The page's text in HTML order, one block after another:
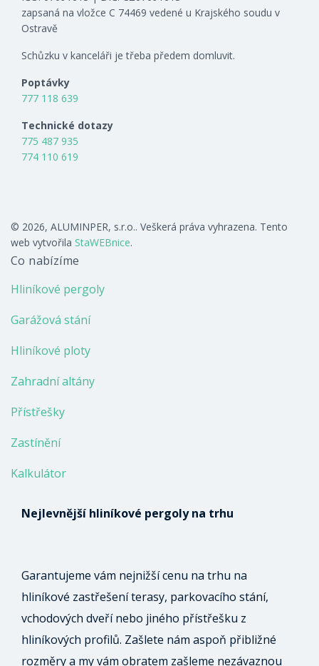
zapsaná na vložce C 74469 vedené u Krajského soudu v
Ostravě
Schůzku v kanceláři je třeba předem domluvit.
Poptávky
777 118 639
Technické dotazy
775 487 935
774 110 619
© 2026, ALUMINPER, s.r.o.. Veškerá práva vyhrazena. Tento
web vytvořila StaWEBnice.
Co nabízíme
Hliníkové pergoly
Garážová stání
Hliníkové ploty
Zahradní altány
Přístřešky
Zastínění
Kalkulátor
Nejlevnější hliníkové pergoly na trhu
Garantujeme vám nejnižší cenu na trhu na
hliníkové zastřešení terasy, parkovacího stání,
vchodových dveří nebo jiného přístřešku z
hliníkových profilů. Zašlete nám aspoň přibližné
rozměry a my vám obratem zašleme nezávaznou